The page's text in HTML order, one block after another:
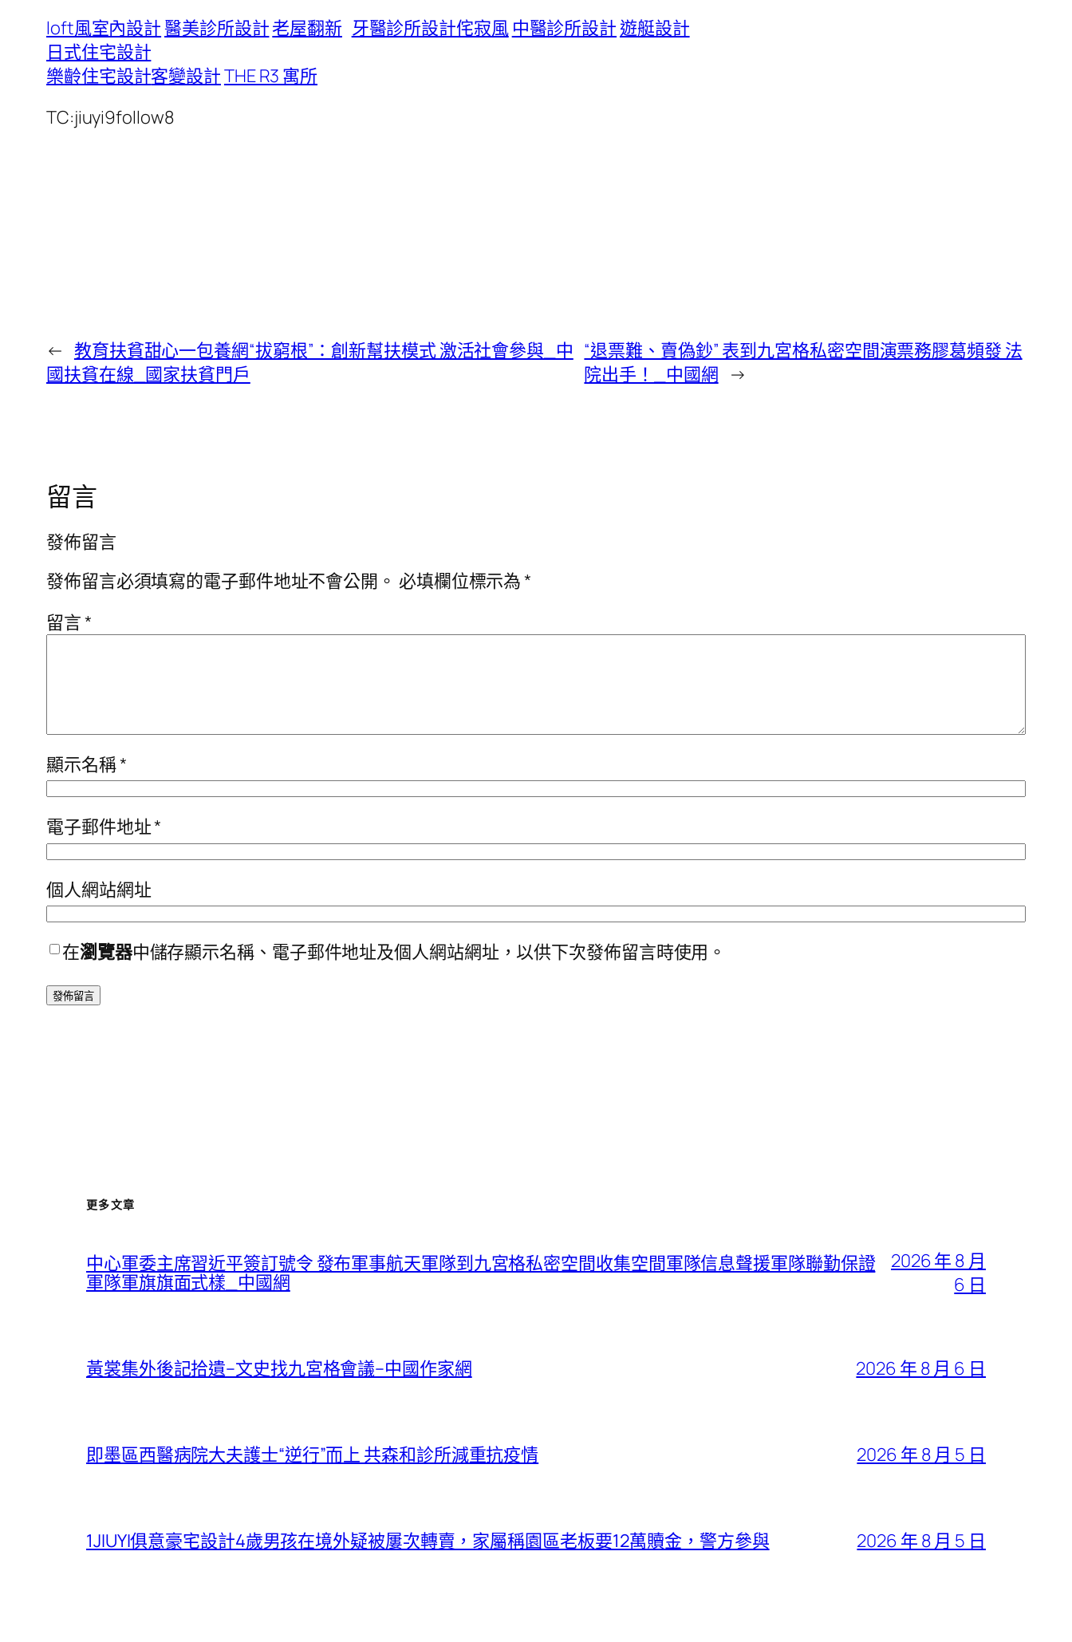
loft風室內設計醫美診所設計老屋翻新 牙醫診所設計侘寂風 中醫診所設計 遊艇設計
日式住宅設計
樂齡住宅設計客變設計THE R3 寓所
TC:jiuyi9follow8
← 教育扶貧甜心一包養網“拔窮根”：創新幫扶模式 激活社會參與_中
國扶貧在線_國家扶貧門戶
“退票難、賣偽鈔” 表到九宮格私密空間演票務膠葛頻發 法
院出手！_中國網 →
留言
發佈留言
發佈留言必須填寫的電子郵件地址不會公開。 必填欄位標示為*
留言*
顯示名稱*
電子郵件地址*
個人網站網址
在瀏覽器中儲存顯示名稱、電子郵件地址及個人網站網址，以供下次發佈留言時使用。
更多文章
中心軍委主席習近平簽訂號令 發布軍事航天軍隊到九宮格私密空間收集空間軍隊信息聲援軍隊聯勤保證
軍隊軍旗旗面式樣_中國網
2026 年 8 月
6 日
黃裳集外後記拾遺–文史找九宮格會議–中國作家網 2026 年 8 月 6 日
即墨區西醫病院大夫護士“逆行”而上 共森和診所減重抗疫情 2026 年 8 月 5 日
1JIUYI俱意豪宅設計4歲男孩在境外疑被屢次轉賣，家屬稱園區老板要12萬贖金，警方參與 2026 年 8 月 5 日